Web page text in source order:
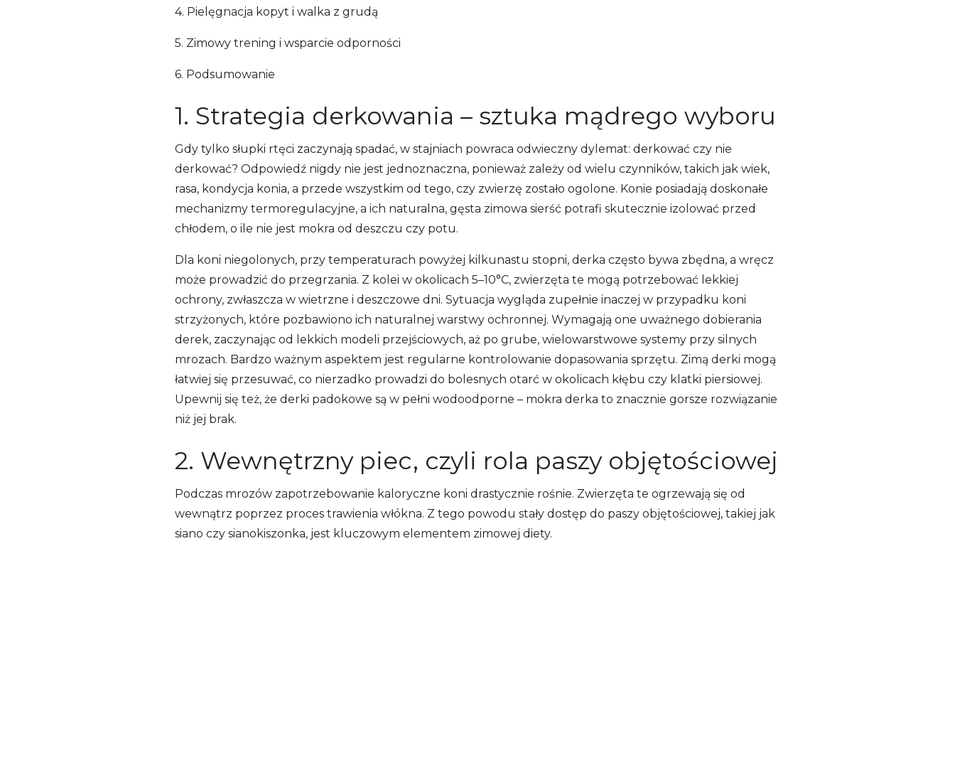
4. Pielęgnacja kopyt i walka z grudą
5. Zimowy trening i wsparcie odporności
6. Podsumowanie
1. Strategia derkowania – sztuka mądrego wyboru
Gdy tylko słupki rtęci zaczynają spadać, w stajniach powraca odwieczny dylemat: derkować czy nie
derkować? Odpowiedź nigdy nie jest jednoznaczna, ponieważ zależy od wielu czynników, takich jak wiek,
rasa, kondycja konia, a przede wszystkim od tego, czy zwierzę zostało ogolone. Konie posiadają doskonałe
mechanizmy termoregulacyjne, a ich naturalna, gęsta zimowa sierść potrafi skutecznie izolować przed
chłodem, o ile nie jest mokra od deszczu czy potu.
Dla koni niegolonych, przy temperaturach powyżej kilkunastu stopni, derka często bywa zbędna, a wręcz
może prowadzić do przegrzania. Z kolei w okolicach 5–10°C, zwierzęta te mogą potrzebować lekkiej
ochrony, zwłaszcza w wietrzne i deszczowe dni. Sytuacja wygląda zupełnie inaczej w przypadku koni
strzyżonych, które pozbawiono ich naturalnej warstwy ochronnej. Wymagają one uważnego dobierania
derek, zaczynając od lekkich modeli przejściowych, aż po grube, wielowarstwowe systemy przy silnych
mrozach. Bardzo ważnym aspektem jest regularne kontrolowanie dopasowania sprzętu. Zimą derki mogą
łatwiej się przesuwać, co nierzadko prowadzi do bolesnych otarć w okolicach kłębu czy klatki piersiowej.
Upewnij się też, że derki padokowe są w pełni wodoodporne – mokra derka to znacznie gorsze rozwiązanie
niż jej brak.
2. Wewnętrzny piec, czyli rola paszy objętościowej
Podczas mrozów zapotrzebowanie kaloryczne koni drastycznie rośnie. Zwierzęta te ogrzewają się od
wewnątrz poprzez proces trawienia włókna. Z tego powodu stały dostęp do paszy objętościowej, takiej jak
siano czy sianokiszonka, jest kluczowym elementem zimowej diety.